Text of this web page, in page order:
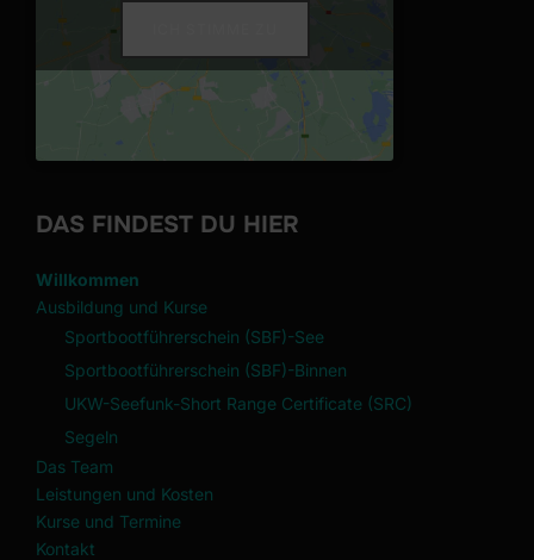
DAS FINDEST DU HIER
Willkommen
Ausbildung und Kurse
Sportbootführerschein (SBF)-See
Sportbootführerschein (SBF)-Binnen
UKW-Seefunk-Short Range Certificate (SRC)
Segeln
Das Team
Leistungen und Kosten
Kurse und Termine
Kontakt